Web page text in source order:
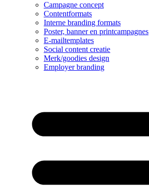
Campagne concept
Contentformats
Interne branding formats
Poster, banner en printcampagnes
E-mailtemplates
Social content creatie
Merk/goodies design
Employer branding